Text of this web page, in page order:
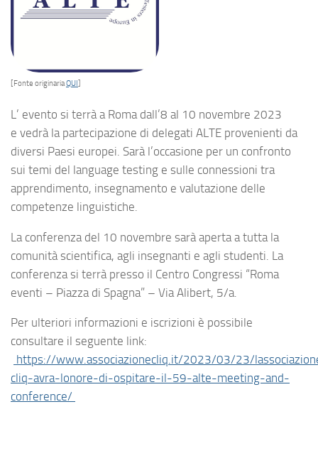
[Fonte originariaQUI
L’ evento si terrà a Roma dall’8 al 10 novembre 2023
e vedrà la partecipazione di delegati ALTE provenienti da
diversi Paesi europei. Sarà l’occasione per un confronto
sui temi del language testing e sulle connessioni tra
apprendimento, insegnamento e valutazione delle
competenze linguistiche.
La conferenza del 10 novembre sarà aperta a tutta la
comunità scientifica, agli insegnanti e agli studenti. La
conferenza si terrà presso il Centro Congressi “Roma
eventi – Piazza di Spagna” – Via Alibert, 5/a.
Per ulteriori informazioni e iscrizioni è possibile
consultare il seguente link:
https://www.associazionecliq.it/2023/03/23/
cliq-avra-lonore-di-ospitare-il-59-alte-meeting-and-
conference/